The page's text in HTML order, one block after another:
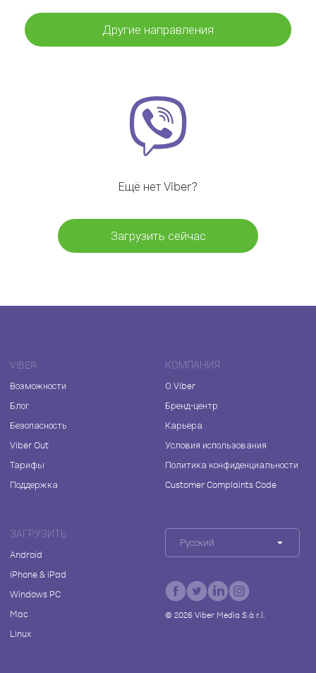
Другие направления
Ещё нет Viber?
Загрузить сейчас
VIBER
Возможности
Блог
Безопасность
Viber Out
Тарифы
Поддержка
КОМПАНИЯ
О Viber
Бренд-центр
Карьера
Условия использования
Политика конфиденциальности
Customer Complaints Code
ЗАГРУЗИТЬ
Android
iPhone & iPad
Windows PC
Mac
Linux
Русский
© 2026Viber Media S.à r.l.